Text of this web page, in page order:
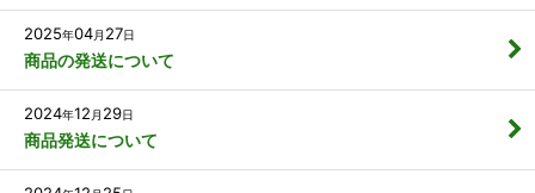
2025年04月 27日
商品の発送について
2024年12 月 29日
商品発送について